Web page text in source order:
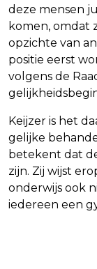
deze mensen
komen, omdat
opzichte van
positie eerst
volgens de
Keijzer is het
gelijke
betekent dat
zijn. Zij wijst
onderwijs ook
iedereen een